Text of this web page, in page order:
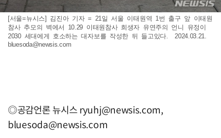
[서울=뉴시스] 김진아 기자 = 21일 서울 이태원역 1번 출구 앞 이태원
참사 추모의 벽에서 10.29 이태원참사 희생자 유연주의 언니 유정이
2030 세대에게 호소하는 대자보를 작성한 뒤 들고있다. 2024.03.21.
bluesoda@newsis.com
◎공감언론 뉴시스ryuhj@newsis.com,
bluesoda@newsis.com